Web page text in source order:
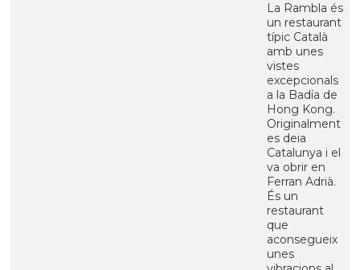
La Rambla és
un restaurant
típic Català
amb unes
vistes
excepcionals
a la Badía de
Hong Kong.
Originalment
es deia
Catalunya i el
va obrir en
Ferran Adrià.
És un
restaurant
que
aconsegueix
unes